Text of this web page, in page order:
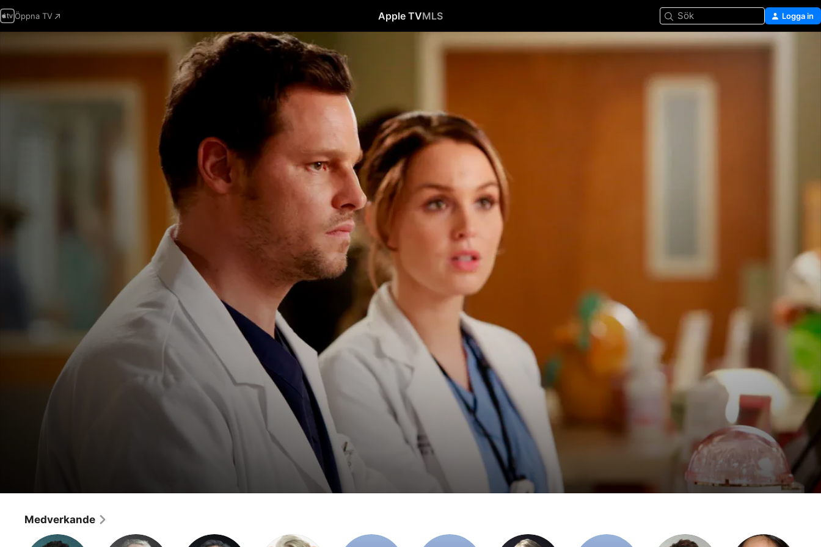
Öppna TV Apple TVMLS Sök Logga in
Episode 15
Drama ·Romantik
Medverkande